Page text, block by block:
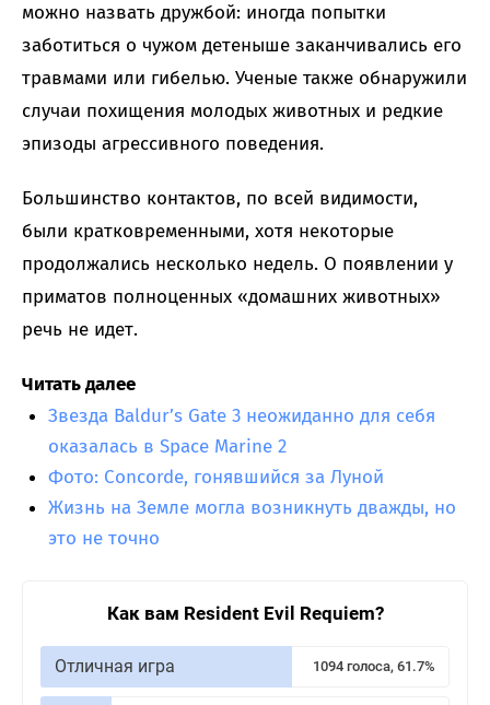
можно назвать дружбой: иногда попытки
заботиться о чужом детеныше заканчивались его
травмами или гибелью. Ученые также обнаружили
случаи похищения молодых животных и редкие
эпизоды агрессивного поведения.
Большинство контактов, по всей видимости,
были кратковременными, хотя некоторые
продолжались несколько недель. О появлении у
приматов полноценных «домашних животных»
речь не идет.
Читать далее
Звезда Baldur’s Gate 3 неожиданно для себя
оказалась в Space Marine 2
Фото: Concorde, гонявшийся за Луной
Жизнь на Земле могла возникнуть дважды, но
это не точно
Как вам Resident Evil Requiem?
Отличная игра 1094 голоса, 61.7%